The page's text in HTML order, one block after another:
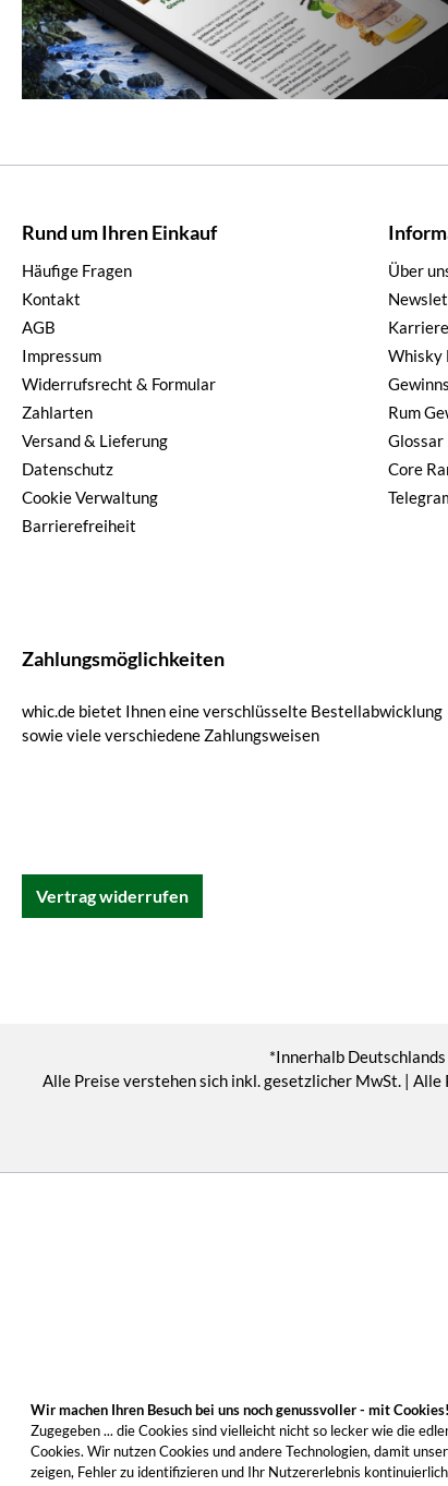
Rund um Ihren Einkauf
Häufige Fragen
Kontakt
AGB
Impressum
Widerrufsrecht & Formular
Zahlarten
Versand & Lieferung
Datenschutz
Cookie Verwaltung
Barrierefreiheit
Über
Karriere
Whisky
Rum
Glossar
Core
Zahlungsmöglichkeiten
whic.de bietet Ihnen eine verschlüsselte Bestellabwicklung
sowie viele verschiedene Zahlungsweisen
Vertrag widerrufen
*Innerhalb
Alle Preise verstehen sich inkl. gesetzlicher MwSt. |
Wir machen Ihren Besuch bei uns noch genussvoller - mit Cookies!
Zugegeben ... die Cookies sind vielleicht nicht so lecker wie die
Cookies. Wir nutzen Cookies und andere Technologien, damit
zeigen, Fehler zu identifizieren und Ihr Nutzererlebnis